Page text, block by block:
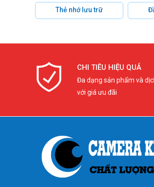
Thẻ nhớ lưu trữ
CHI TIÊU HIỆU QUẢ
Đa dạng sản phẩm và
với giá ưu đãi